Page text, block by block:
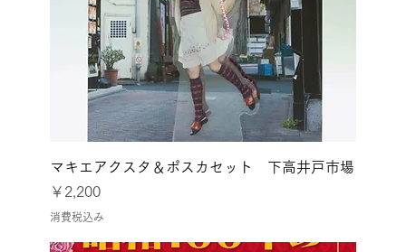
マキエアクスタ＆ポスカセット 下高井戸市場
価格
￥2,200
消費税込み